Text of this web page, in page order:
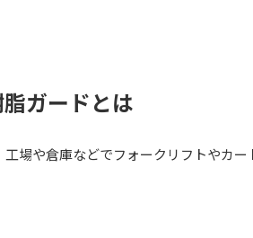
ガードとは
工場や倉庫などでフォークリフトやカ